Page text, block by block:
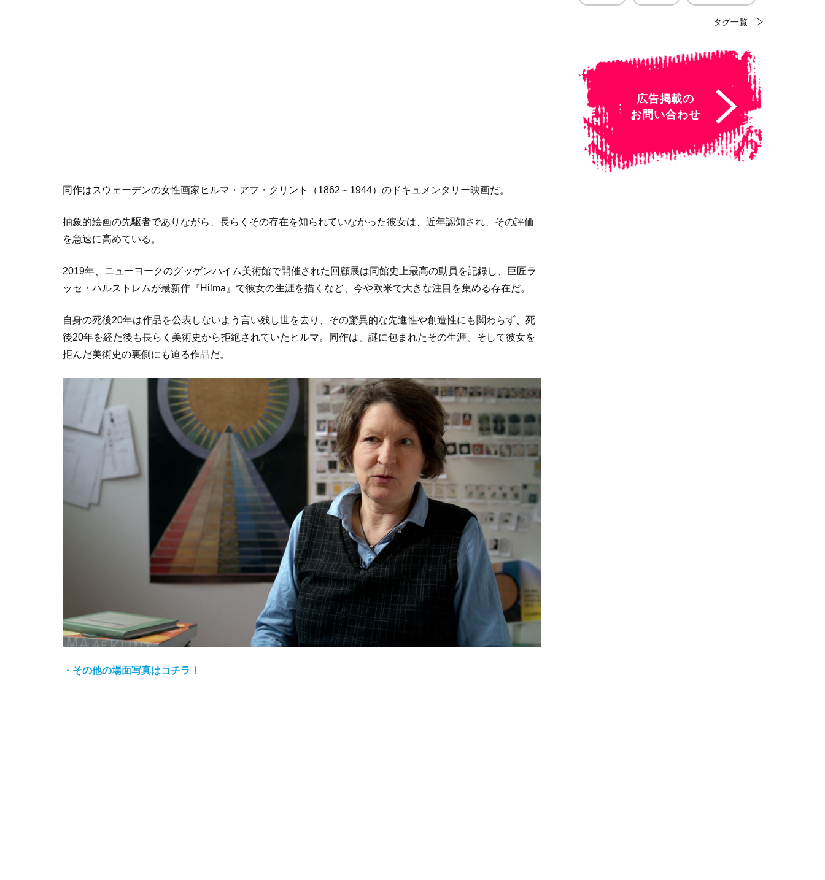
同作はスウェーデンの女性画家ヒルマ・アフ・クリント（1862～1944）のドキュメンタリー映画だ。
抽象的絵画の先駆者でありながら、長らくその存在を知られていなかった彼女は、近年認知され、その評価
を急速に高めている。
2019年、ニューヨークのグッゲンハイム美術館で開催された回顧展は同館史上最高の動員を記録し、巨匠ラ
ッセ・ハルストレムが最新作『Hilma』で彼女の生涯を描くなど、今や欧米で大きな注目を集める存在だ。
自身の死後20年は作品を公表しないよう言い残し世を去り、その驚異的な先進性や創造性にも関わらず、死
後20年を経た後も長らく美術史から拒絶されていたヒルマ。同作は、謎に包まれたその生涯、そして彼女を
拒んだ美術史の裏側にも迫る作品だ。
・その他の場面写真はコチラ！
タグ一覧
広告掲載の
お問い合わせ